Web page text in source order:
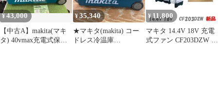
¥43,000
【中古A】makita(マキ
タ) 40vmax充電式保冷
¥35,340
★マキタ(makita) コー
ドレス冷温庫
¥ 11,800
マキタ 14.4V 18V 充電
式ファン CF203DZW 白